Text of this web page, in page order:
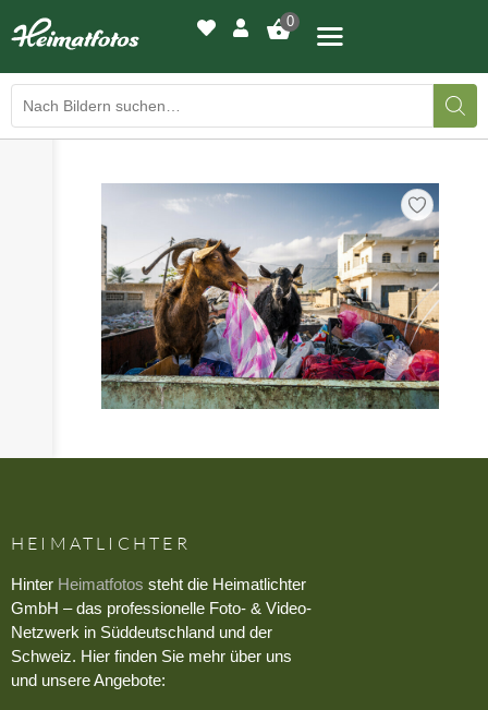
0
BILDERGALERIE
DRUCKQUALITÄTEN
LED-LEUCHTBILDER
WIR DRUCKEN IHR BILD
AUSSTELLUNGEN
HEIMATLICHTER
Hinter Heimatfotos steht die Heimatlichter
GmbH – das professionelle Foto- & Video-
Netzwerk in Süddeutschland und der
Schweiz. Hier finden Sie mehr über uns
und unsere Angebote: